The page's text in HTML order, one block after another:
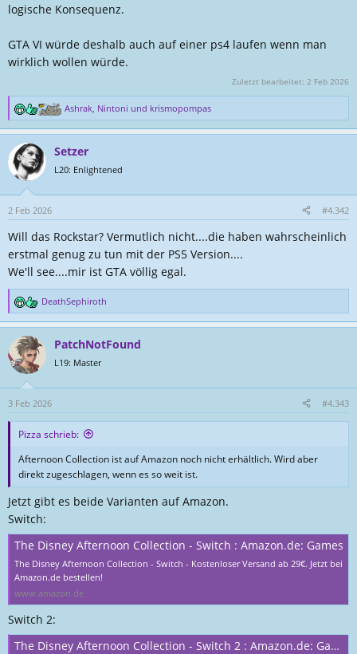
logische Konsequenz.
GTA VI würde deshalb auch auf einer ps4 laufen wenn man
wirklich wollen würde.
Zuletzt bearbeitet: 2 Feb 2026
R
e
k
t
i
o
n
e
n
Ashrak Nintoni und krismopompas
Setzer
L20: Enlightened
2 Feb 2026 #4.342
Will das Rockstar? Vermutlich nicht....die haben wahrscheinlich
erstmal genug zu tun mit der PS5 Version....
We'll see....mir ist GTA völlig egal.
R
e
k
t
i
o
n
DeathSephiroth
PatchNotFound
L19: Master
3 Feb 2026 #4.343
Pizza schrieb:
Afternoon Collection ist auf Amazon noch nicht erhältlich. Wird aber
direkt zugeschlagen, wenn es so weit ist.
Jetzt gibt es beide Varianten auf Amazon.
Switch:
The Disney Afternoon Collection - Switch : Amazon.de: Games
The Disney Afternoon Collection - Switch - Kostenloser Versand ab 29€. Jetzt bei
Amazon.de bestellen!
www.amazon.de
Switch 2:
The Disney Afternoon Collection - Switch 2 : Amazon.de: Games